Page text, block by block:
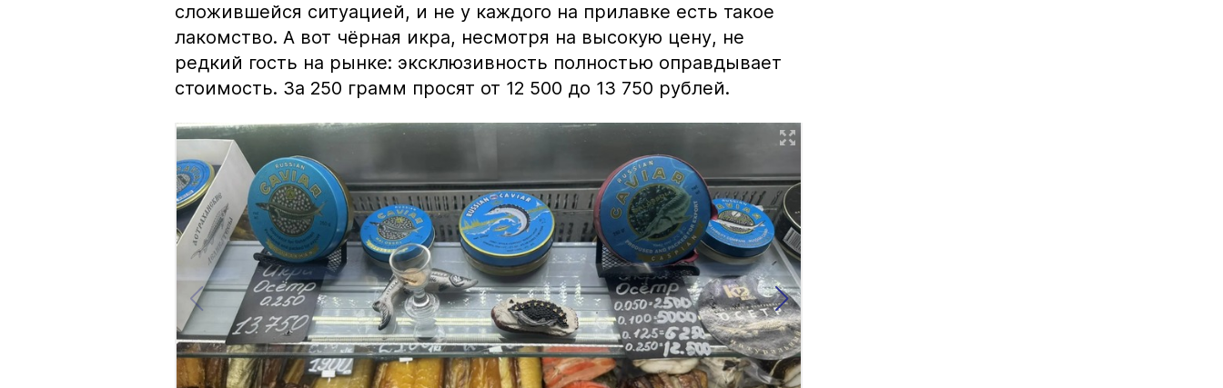
сложившейся ситуацией, и не у каждого на прилавке есть такое
лакомство. А вот чёрная икра, несмотря на высокую цену, не
редкий гость на рынке: эксклюзивность полностью оправдывает
стоимость. За 250 грамм просят от 12 500 до 13 750 рублей.